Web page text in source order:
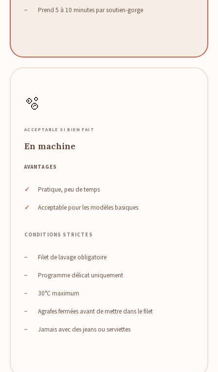
Prend 5 à 10 minutes par soutien-gorge
🫧
ACCEPTABLE SI BIEN FAIT
En machine
AVANTAGES
Pratique, peu de temps
Acceptable pour les modèles basiques
CONDITIONS STRICTES
Filet de lavage obligatoire
Programme délicat uniquement
30°C maximum
Agrafes fermées avant de mettre dans le filet
Jamais avec des jeans ou serviettes